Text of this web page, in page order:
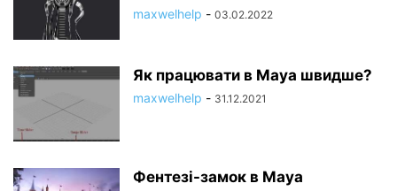
maxwelhelp - 03.02.2022
Як працювати в Maya швидше?
maxwelhelp - 31.12.2021
Фентезі-замок в Maya